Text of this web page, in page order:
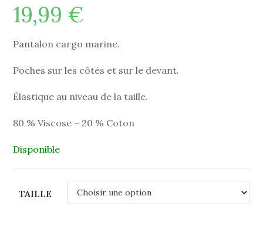
19,99 €
Pantalon cargo marine.
Poches sur les côtés et sur le devant.
Élastique au niveau de la taille.
80 % Viscose – 20 % Coton
Disponible
TAILLE